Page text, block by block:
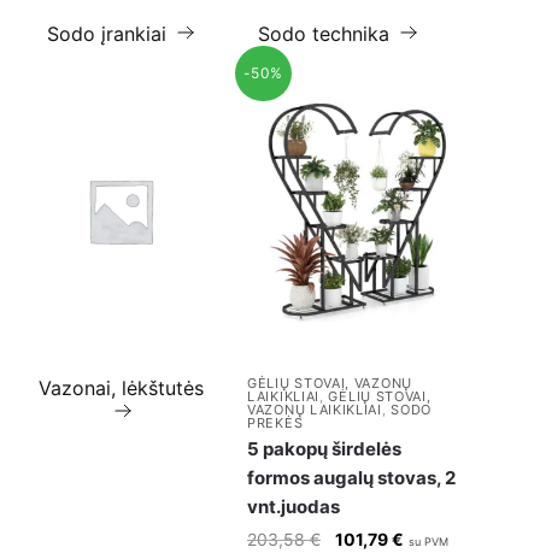
Sodo įrankiai Sodo technika
Vazonai, lėkštutės
-50%
GĖLIŲ STOVAI, VAZONŲ
LAIKIKLIAI ,GĖLIŲ STOVAI,
VAZONŲ LAIKIKLIAI ,SODO
PREKĖS
5 pakopų širdelės
formos augalų stovas, 2
vnt.juodas
203,58€
Original
101,79€ Current
su PVM